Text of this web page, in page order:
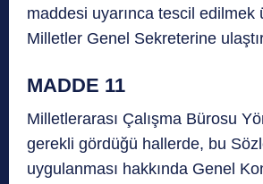
maddesi uyarınca tescil edilmek
Milletler Genel Sekreterine
MADDE 11
Milletlerarası Çalışma Bürosu
gerekli gördüğü hallerde, bu
uygulanması hakkında Genel